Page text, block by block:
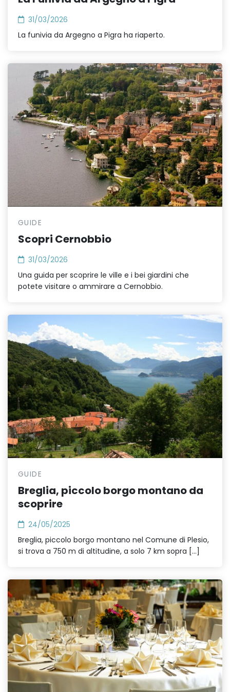
31/03/2026
La funivia da Argegno a Pigra ha riaperto.
GUIDE
Scopri Cernobbio
31/03/2026
Una guida per scoprire le ville e i bei giardini che
potete visitare o ammirare a Cernobbio.
GUIDE
Breglia, piccolo borgo montano da
scoprire
24/05/2025
Breglia, piccolo borgo montano nel Comune di Plesio,
si trova a 750 m di altitudine, a solo 7 km sopra […]